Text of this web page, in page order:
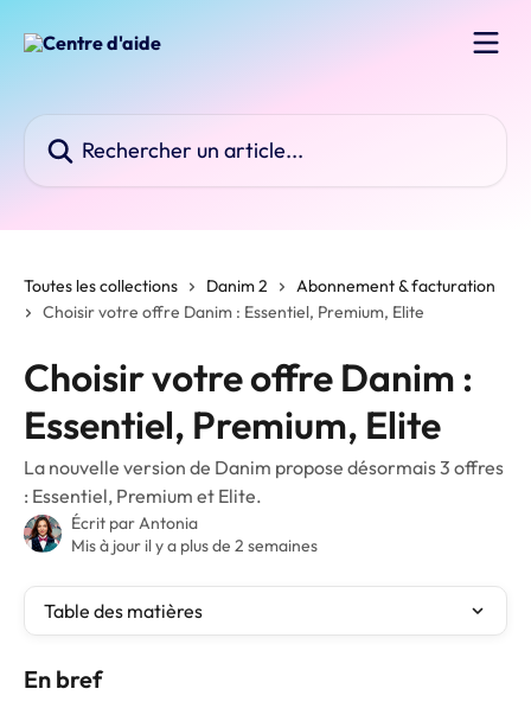
Toutes les collections Danim 2
Abonnement & facturation
Choisir votre offre Danim : Essentiel, Premium, Elite
Choisir votre offre Danim :
Essentiel, Premium, Elite
La nouvelle version de Danim propose désormais 3 offres
: Essentiel, Premium et Elite.
Écrit parAntonia
Mis à jour il y a plus de 2 semaines
Table des matières
En bref